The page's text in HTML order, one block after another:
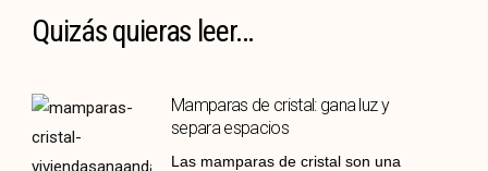
Quizás quieras leer...
Mamparas de cristal: gana luz y
separa espacios
Las mamparas de cristal son una